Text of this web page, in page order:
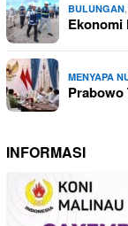
BULUNGAN,
Ekonomi
MENYAPA
INFORMASI